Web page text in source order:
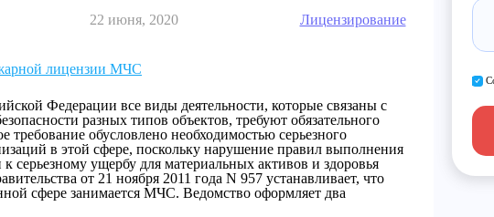
22 июня, 2020 Лицензирование
лицензии МЧС
Федерации все виды деятельности, которые связаны с
разных типов объектов, требуют обязательного
требование обусловлено необходимостью серьезного
в этой сфере, поскольку нарушение правил выполнения
серьезному ущербу для материальных активов и здоровья
от 21 ноября 2011 года N 957 устанавливает, что
сфере занимается МЧС. Ведомство оформляет два